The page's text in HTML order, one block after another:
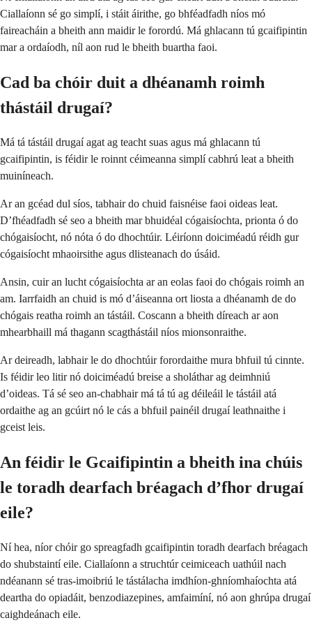
Ciallaíonn sé go simplí, i stáit áirithe, go bhféadfadh níos mó
faireacháin a bheith ann maidir le forordú. Má ghlacann tú gcaifipintin
mar a ordaíodh, níl aon rud le bheith buartha faoi.
Cad ba chóir duit a dhéanamh roimh
thástáil drugaí?
Má tá tástáil drugaí agat ag teacht suas agus má ghlacann tú
gcaifipintin, is féidir le roinnt céimeanna simplí cabhrú leat a bheith
muiníneach.
Ar an gcéad dul síos, tabhair do chuid faisnéise faoi oideas leat.
D’fhéadfadh sé seo a bheith mar bhuidéal cógaisíochta, prionta ó do
chógaisíocht, nó nóta ó do dhochtúir. Léiríonn doiciméadú réidh gur
cógaisíocht mhaoirsithe agus dlisteanach do úsáid.
Ansin, cuir an lucht cógaisíochta ar an eolas faoi do chógais roimh an
am. Iarrfaidh an chuid is mó d’áiseanna ort liosta a dhéanamh de do
chógais reatha roimh an tástáil. Coscann a bheith díreach ar aon
mhearbhaill má thagann scagthástáil níos mionsonraithe.
Ar deireadh, labhair le do dhochtúir forordaithe mura bhfuil tú cinnte.
Is féidir leo litir nó doiciméadú breise a sholáthar ag deimhniú
d’oideas. Tá sé seo an-chabhair má tá tú ag déileáil le tástáil atá
ordaithe ag an gcúirt nó le cás a bhfuil painéil drugaí leathnaithe i
gceist leis.
An féidir le Gcaifipintin a bheith ina chúis
le toradh dearfach bréagach d’fhor drugaí
eile?
Ní hea, níor chóir go spreagfadh gcaifipintin toradh dearfach bréagach
do shubstaintí eile. Ciallaíonn a struchtúr ceimiceach uathúil nach
ndéanann sé tras-imoibriú le tástálacha imdhíon-ghníomhaíochta atá
deartha do opiadáit, benzodiazepines, amfaimíní, nó aon ghrúpa drugaí
caighdeánach eile.